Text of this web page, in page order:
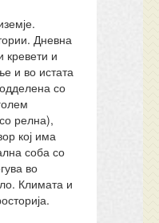
Дневна
кревети и
и во истата
одделена со
релна),
кој има
соба со
во
Климата и